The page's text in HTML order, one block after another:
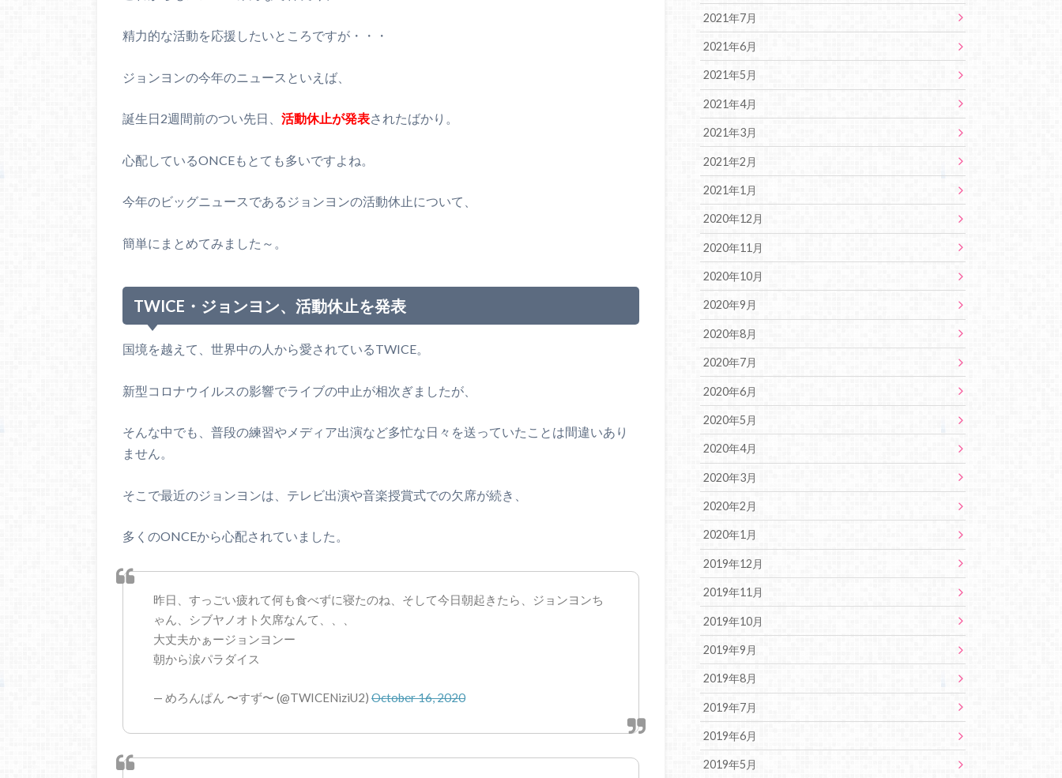
精力的な活動を応援したいところですが・・・
ジョンヨンの今年のニュースといえば、
誕生日2週間前のつい先日、 活動休止が発表されたばかり。
心配しているONCEもとても多いですよね。
今年のビッグニュースであるジョンヨンの活動休止について、
簡単にまとめてみました～。
TWICE・ジョンヨン、活動休止を発表
国境を越えて、世界中の人から愛されているTWICE。
新型コロナウイルスの影響でライブの中止が相次ぎましたが、
そんな中でも、普段の練習やメディア出演など多忙な日々を送っていたことは間違いあり
ません。
そこで最近のジョンヨンは、テレビ出演や音楽授賞式での欠席が続き、
多くのONCEから心配されていました。
昨日、すっごい疲れて何も食べずに寝たのね、そして今日朝起きたら、ジョンヨンち
ゃん、シブヤノオト欠席なんて、、、
大丈夫かぁージョンヨンー
朝から涙パラダイス
— めろんぱん 〜すず〜 (@TWICENiziU2) October 16, 2020
2021年7月
2021年6月
2021年5月
2021年4月
2021年3月
2021年2月
2021年1月
2020年12月
2020年11月
2020年10月
2020年9月
2020年8月
2020年7月
2020年6月
2020年5月
2020年4月
2020年3月
2020年2月
2020年1月
2019年12月
2019年11月
2019年10月
2019年9月
2019年8月
2019年7月
2019年6月
2019年5月